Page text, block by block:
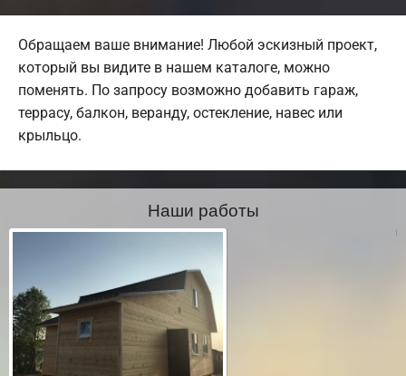
Обращаем ваше внимание! Любой эскизный проект,
который вы видите в нашем каталоге, можно
поменять. По запросу возможно добавить гараж,
террасу, балкон, веранду, остекление, навес или
крыльцо.
Наши работы